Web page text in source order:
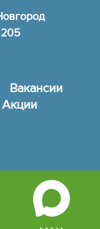
Вакансии
Акции
характер и не